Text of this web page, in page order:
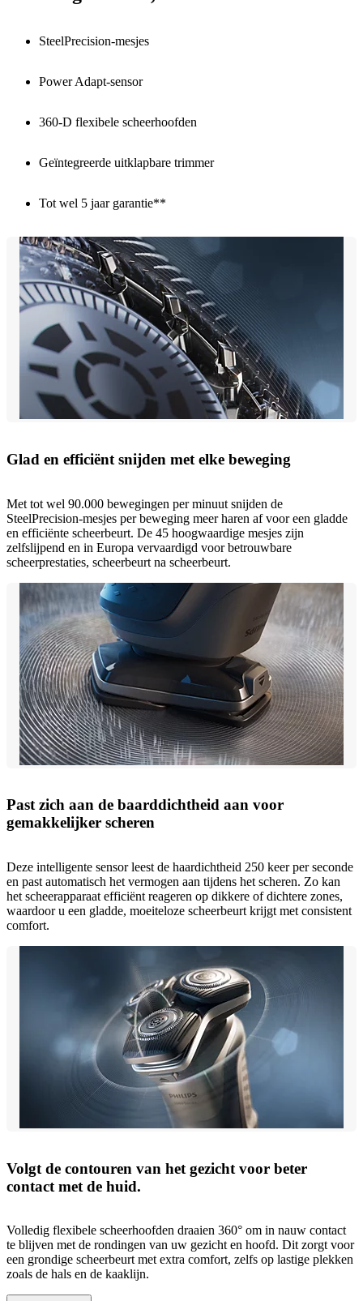
SteelPrecision-mesjes
Power Adapt-sensor
360-D flexibele scheerhoofden
Geïntegreerde uitklapbare trimmer
Tot wel 5 jaar garantie**
Glad en efficiënt snijden met elke beweging
Met tot wel 90.000 bewegingen per minuut snijden de
SteelPrecision-mesjes per beweging meer haren af voor een gladde
en efficiënte scheerbeurt. De 45 hoogwaardige mesjes zijn
zelfslijpend en in Europa vervaardigd voor betrouwbare
scheerprestaties, scheerbeurt na scheerbeurt.
Past zich aan de baarddichtheid aan voor
gemakkelijker scheren
Deze intelligente sensor leest de haardichtheid 250 keer per seconde
en past automatisch het vermogen aan tijdens het scheren. Zo kan
het scheerapparaat efficiënt reageren op dikkere of dichtere zones,
waardoor u een gladde, moeiteloze scheerbeurt krijgt met consistent
comfort.
Volgt de contouren van het gezicht voor beter
contact met de huid.
Volledig flexibele scheerhoofden draaien 360° om in nauw contact
te blijven met de rondingen van uw gezicht en hoofd. Dit zorgt voor
een grondige scheerbeurt met extra comfort, zelfs op lastige plekken
zoals de hals en de kaaklijn.